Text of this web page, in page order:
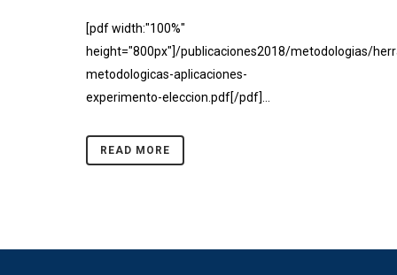
[pdf width:"100%"
height="800px"]/publicaciones2018/metodologias/
metodologicas-aplicaciones-
experimento-eleccion.pdf[/pdf]...
READ MORE